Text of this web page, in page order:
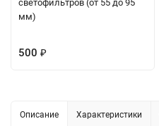
светофильтров (от 55 до 95
мм)
500 ₽
Описание Характеристики